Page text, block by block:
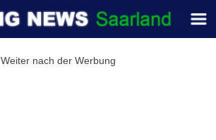
Weiter nach der Werbung